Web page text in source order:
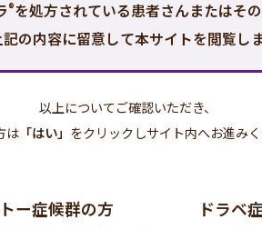
チャネルなどに働きかけ、抑制
®を処方されている患者さんまたはそ
記の内容に留意して本サイトを閲覧し
以上についてご確認いただき、
は 「はい」 をクリックしサイト内へお進みく
ー症候群の方 ドラベ